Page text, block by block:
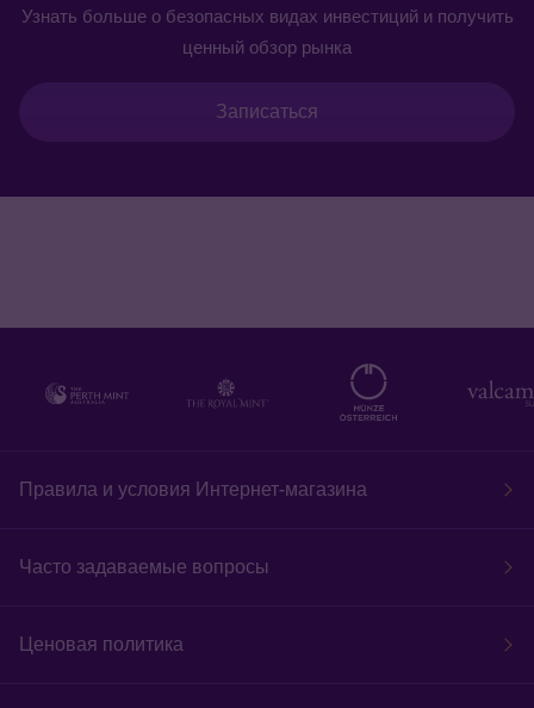
Узнать больше о безопасных видах инвестиций и получить
ценный обзор рынка
Записаться
Правила и условия Интернет-магазина
Часто задаваемые вопросы
Ценовая политика